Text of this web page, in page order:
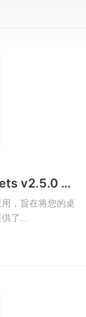
Widgetter System Stats Widgets v2.5.0 Mac桌面小工具应用破解版
，旨在将您的桌
了...